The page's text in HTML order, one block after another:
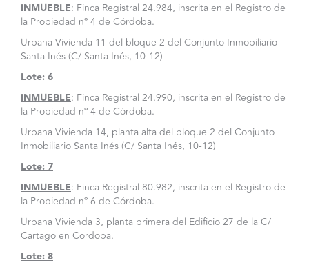
INMUEBLE: Finca Registral 24.984, inscrita en el Registro de
la Propiedad nº 4 de Córdoba.
Urbana Vivienda 11 del bloque 2 del Conjunto Inmobiliario
Santa Inés (C/ Santa Inés, 10-12)
Lote: 6
INMUEBLE: Finca Registral 24.990, inscrita en el Registro de
la Propiedad nº 4 de Córdoba.
Urbana Vivienda 14, planta alta del bloque 2 del Conjunto
Inmobiliario Santa Inés (C/ Santa Inés, 10-12)
Lote: 7
INMUEBLE: Finca Registral 80.982, inscrita en el Registro de
la Propiedad nº 6 de Córdoba.
Urbana Vivienda 3, planta primera del Edificio 27 de la C/
Cartago en Cordoba.
Lote: 8